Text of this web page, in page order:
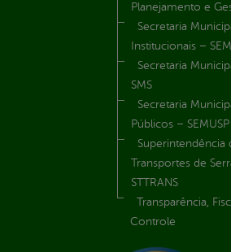
Planejamento e
Secretaria
Institucionais –
Secretaria
SMS
Secretaria
Públicos – SEMUSP
Superintendência
Transportes de
STTRANS
Transparência,
Controle